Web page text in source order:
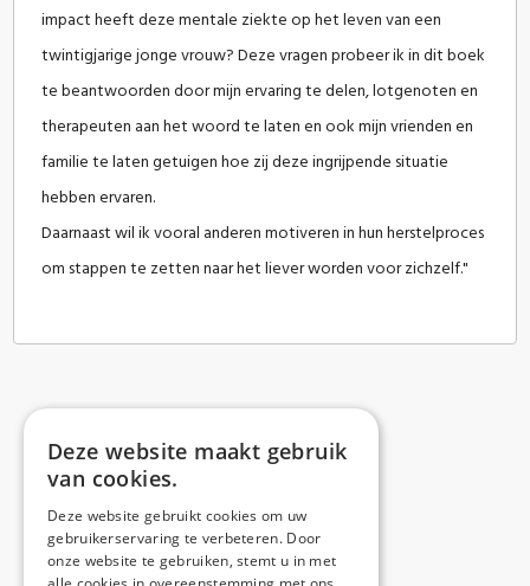
impact heeft deze mentale ziekte op het leven van een
twintigjarige jonge vrouw? Deze vragen probeer ik in dit boek
te beantwoorden door mijn ervaring te delen, lotgenoten en
therapeuten aan het woord te laten en ook mijn vrienden en
familie te laten getuigen hoe zij deze ingrijpende situatie
hebben ervaren.
Daarnaast wil ik vooral anderen motiveren in hun herstelproces
om stappen te zetten naar het liever worden voor zichzelf."
Deze website maakt gebruik
van cookies.
Deze website gebruikt cookies om uw
gebruikerservaring te verbeteren. Door
onze website te gebruiken, stemt u in met